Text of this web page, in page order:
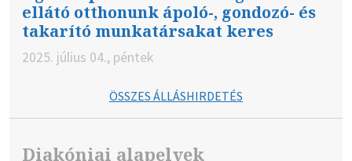
ellátó otthonunk ápoló-, gondozó- és
takarító munkatársakat keres
2025. július 04., péntek
ÖSSZES ÁLLÁSHIRDETÉS
Diakóniai alapelvek